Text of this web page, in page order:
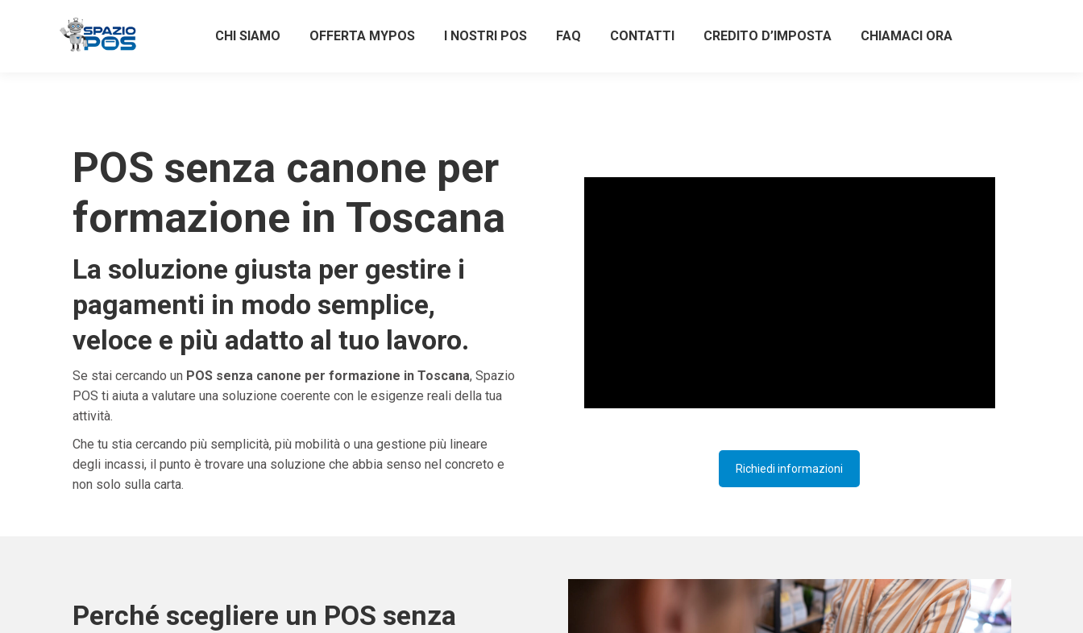
CHI SIAMO OFFERTA MYPOS I NOSTRI POS FAQ CONTATTI CREDITO D’IMPOSTA CHIAMACI ORA
POS senza canone per
formazione in Toscana
La soluzione giusta per gestire i
pagamenti in modo semplice,
veloce e più adatto al tuo lavoro.
Se stai cercando un POS senza canone per formazione in Toscana, Spazio
POS ti aiuta a valutare una soluzione coerente con le esigenze reali della tua
attività.
Che tu stia cercando più semplicità, più mobilità o una gestione più lineare
degli incassi, il punto è trovare una soluzione che abbia senso nel concreto e
non solo sulla carta.
Richiedi informazioni
Perché scegliere un POS senza